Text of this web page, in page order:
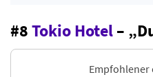
#8Tokio Hotel–